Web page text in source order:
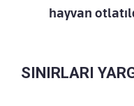
hayvan
SINIRLARI